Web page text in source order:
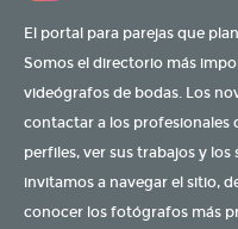
El portal para parejas que
Somos el directorio más
videógrafos de bodas. Los
contactar a los profesionales
perfiles, ver sus trabajos y
invitamos a navegar el sitio,
conocer los fotógrafos más